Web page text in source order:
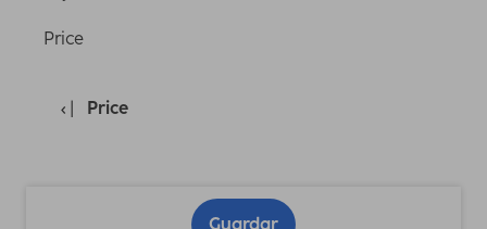
Price
Price
Guardar